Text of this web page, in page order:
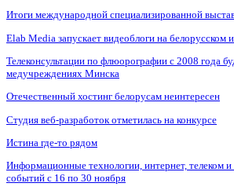
Итоги международной специализированной
Elab Media запускает видеоблоги на белорусском
Телеконсультации по флюорографии с 2008 года
медучреждениях Минска
Отечественный хостинг белорусам неинтересен
Студия веб-разработок отметилась на конкурсе
Истина где-то рядом
Информационные технологии, интернет, телеком и
событий с 16 по 30 ноября